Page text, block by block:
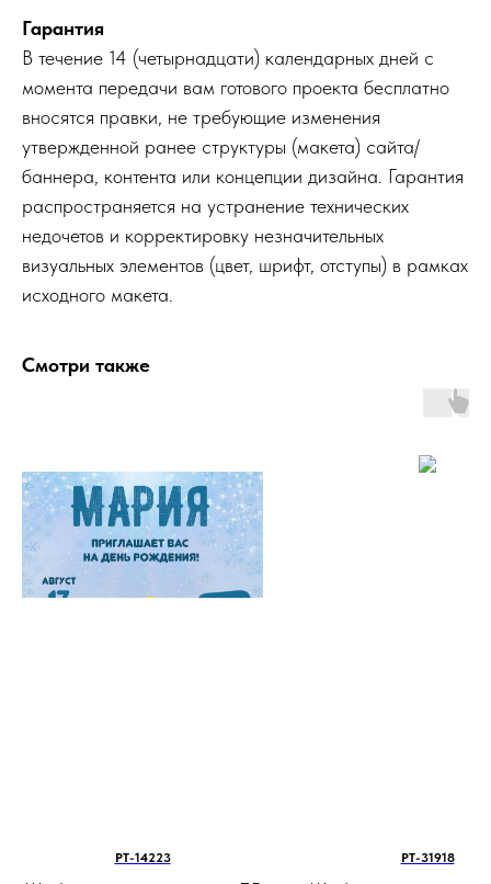
Гарантия
В течение 14 (четырнадцати) календарных дней с
момента передачи вам готового проекта бесплатно
вносятся правки, не требующие изменения
утвержденной ранее структуры (макета) сайта/
баннера, контента или концепции дизайна. Гарантия
распространяется на устранение технических
недочетов и корректировку незначительных
визуальных элементов (цвет, шрифт, отступы) в рамках
исходного макета.
Смотри также
PT-14223 PT-31918